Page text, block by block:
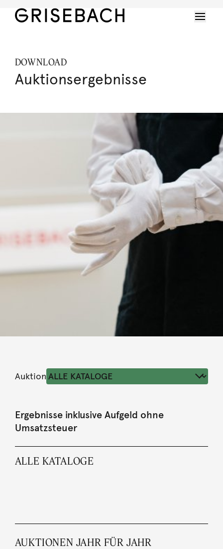
DOWNLOAD
Auktionsergebnisse
Auktion
Ergebnisse inklusive Aufgeld ohne
Umsatzsteuer
ALLE KATALOGE
AUKTIONEN JAHR FÜR JAHR